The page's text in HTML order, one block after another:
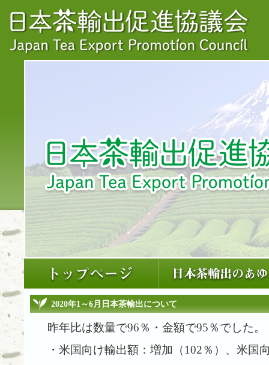
2020年1～6月日本茶輸出について
昨年比は数量で96％・金額で95％でした。
・米国向け輸出額：増加（102％）、米国